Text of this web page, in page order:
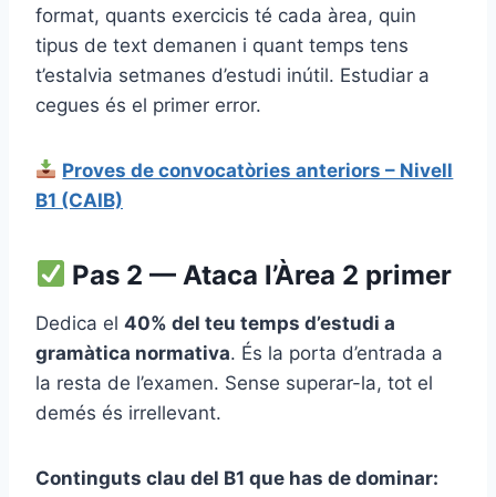
format, quants exercicis té cada àrea, quin
tipus de text demanen i quant temps tens
t’estalvia setmanes d’estudi inútil. Estudiar a
cegues és el primer error.
Proves de convocatòries anteriors – Nivell
B1 (CAIB)
Pas 2 — Ataca l’Àrea 2 primer
Dedica el 40% del teu temps d’estudi a
gramàtica normativa. És la porta d’entrada a
la resta de l’examen. Sense superar-la, tot el
demés és irrellevant.
Continguts clau del B1 que has de dominar: